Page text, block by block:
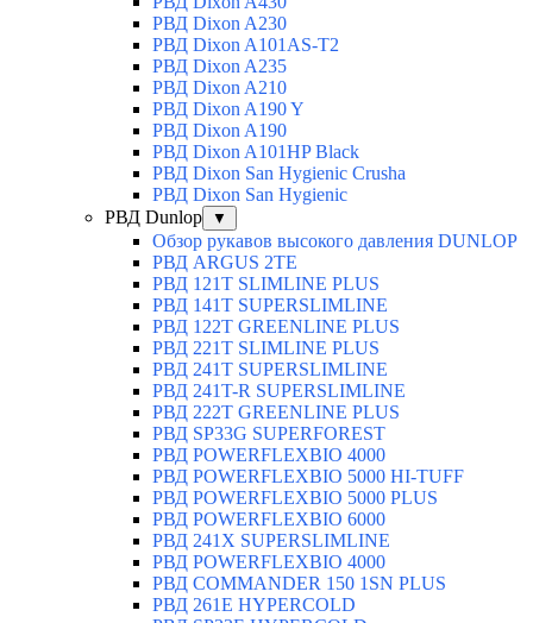
РВД Dixon A230
РВД Dixon A101AS-T2
РВД Dixon A235
РВД Dixon A210
РВД Dixon A190 Y
РВД Dixon A190
РВД Dixon A101HP Black
РВД Dixon San Hygienic Crusha
РВД Dixon San Hygienic
РВД Dunlop
▼
Обзор рукавов высокого давления DUNLOP
РВД ARGUS 2TE
РВД 121T SLIMLINE PLUS
РВД 141T SUPERSLIMLINE
РВД 122T GREENLINE PLUS
РВД 221T SLIMLINE PLUS
РВД 241T SUPERSLIMLINE
РВД 241T-R SUPERSLIMLINE
РВД 222T GREENLINE PLUS
РВД SP33G SUPERFOREST
РВД POWERFLEXBIO 4000
РВД POWERFLEXBIO 5000 HI-TUFF
РВД POWERFLEXBIO 5000 PLUS
РВД POWERFLEXBIO 6000
РВД 241X SUPERSLIMLINE
РВД POWERFLEXBIO 4000
РВД СOMMANDER 150 1SN PLUS
РВД 261E HYPERCOLD